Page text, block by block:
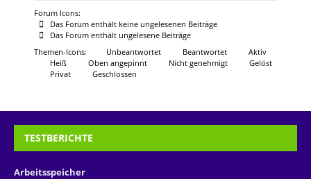
Forum Icons:
Das Forum enthält keine ungelesenen Beiträge
Das Forum enthält ungelesene Beiträge
Themen-Icons:
Unbeantwortet Beantwortet
Aktiv
Heiß
Oben angepinnt Nicht genehmigt
Gelöst
Privat
Geschlossen
TESTBERICHTE
Arbeitsspeicher